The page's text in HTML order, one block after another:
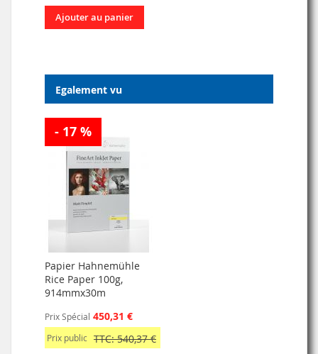
Ajouter au panier
Egalement vu
- 17 %
Papier Hahnemühle
Rice Paper 100g,
914mmx30m
Prix Spécial 450,31 €
Prix public TTC: 540,37 €